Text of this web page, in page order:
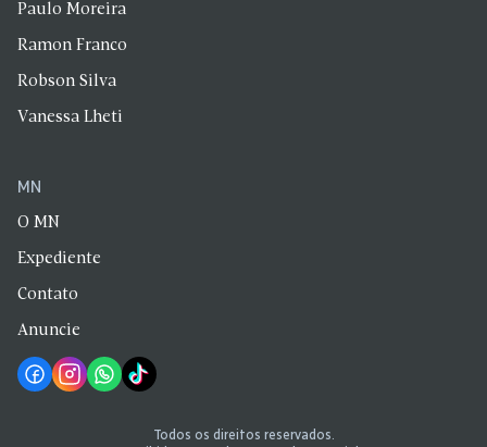
Paulo Moreira
Ramon Franco
Robson Silva
Vanessa Lheti
MN
O MN
Expediente
Contato
Anuncie
Todos os direitos reservados.